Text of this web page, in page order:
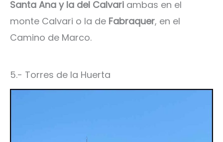
Santa Ana y la del Calvari ambas en el
monte Calvari o la de Fabraquer, en el
Camino de Marco.
5.- Torres de la Huerta